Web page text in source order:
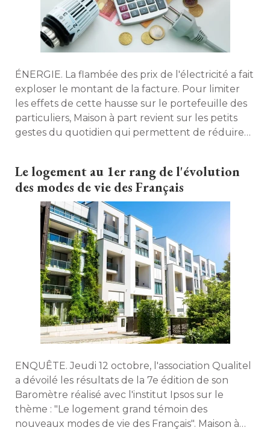
ÉNERGIE. La flambée des prix de l'électricité a fait
exploser le montant de la facture. Pour limiter
les effets de cette hausse sur le portefeuille des
particuliers, Maison à part revient sur les petits
gestes du quotidien qui permettent de réduire
Le logement au 1er rang de l'évolution
des modes de vie des Français
ENQUÊTE. Jeudi 12 octobre, l'association Qualitel
a dévoilé les résultats de la 7e édition de son
Baromètre réalisé avec l'institut Ipsos sur le
thème : "Le logement grand témoin des
nouveaux modes de vie des Français". Maison à